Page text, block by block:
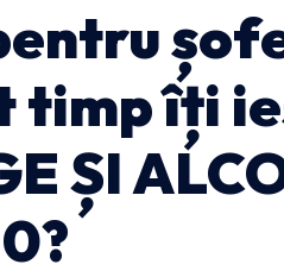
timp îți
ȘI